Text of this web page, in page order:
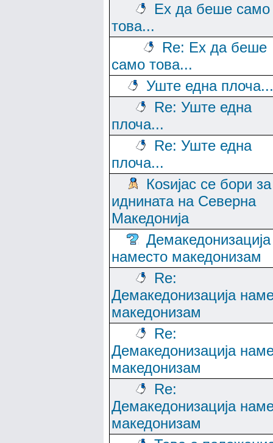
Ех да беше само
това...
Re: Ех да беше
само това...
Уште една плоча...
Re: Уште една
плоча...
Re: Уште една
плоча...
Коѕијас се бори за
иднината на Северна
Македонија
Демакедонизација
наместо македонизам
Re:
Демакедонизација
македонизам
Re:
Демакедонизација
македонизам
Re:
Демакедонизација
македонизам